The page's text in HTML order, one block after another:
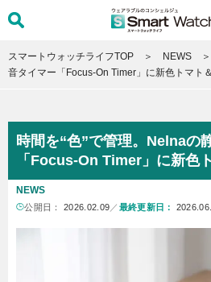
スマートウォッチライフTOP NEWS
音タイマー「Focus-On Timer」に新色トマト
時間を“色”で管理。Nelnaの
「Focus-On Timer」に新色
NEWS
公開日： 2026.02.09 ／ 最終更新日：